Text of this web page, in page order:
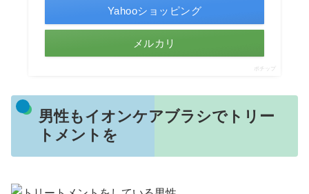
Yahooショッピング
メルカリ
ポチップ
男性もイオンケアブラシでトリー
トメントを